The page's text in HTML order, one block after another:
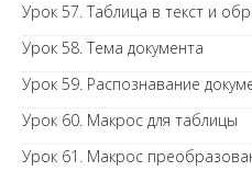
Урок 57. Таблица в текст и
Урок 58. Тема документа
Урок 59. Распознавание
Урок 60. Макрос для таблицы
Урок 61. Макрос